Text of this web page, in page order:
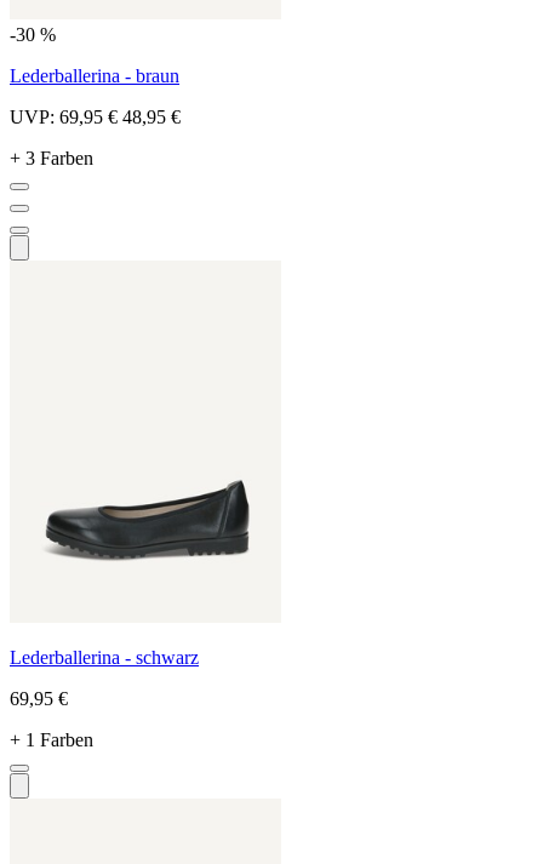
-30 %
Lederballerina - braun
UVP: 69,95 € 48,95 €
+ 3 Farben
Lederballerina - schwarz
69,95 €
+ 1 Farben